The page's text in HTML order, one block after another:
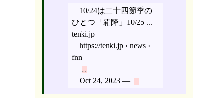
10/24は二十四節季の
ひとつ「霜降」10/25 ...
tenki.jp
https://tenki.jp › news ›
fnn
Oct 24, 2023 —